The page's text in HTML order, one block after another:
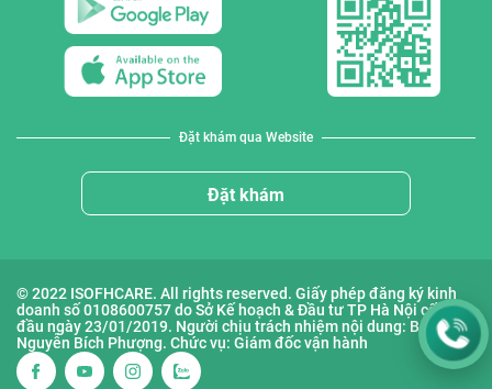
Đặt khám qua Website
Đặt khám
© 2022 ISOFHCARE. All rights reserved. Giấy phép đăng ký kinh
doanh số 0108600757 do Sở Kế hoạch & Đầu tư TP Hà Nội cấp lần
đầu ngày 23/01/2019. Người chịu trách nhiệm nội dung: Bà
Nguyễn Bích Phượng. Chức vụ: Giám đốc vận hành